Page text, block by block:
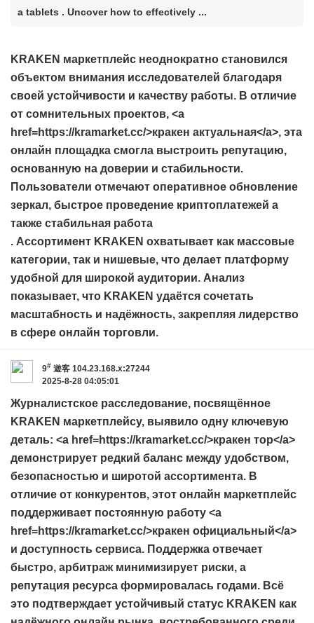
a tablets . Uncover how to effectively ...
KRAKEN маркетплейс неоднократно становился
объектом внимания исследователей благодаря
своей устойчивости и качеству работы. В отличие
от сомнительных проектов, <a
href=https://kramarket.cc/>кракен актуальная</a>, эта
онлайн площадка смогла выстроить репутацию,
основанную на доверии и стабильности.
Пользователи отмечают оперативное обновление
зеркал, быстрое проведение криптоплатежей а
также стабильная работа
. Ассортимент KRAKEN охватывает как массовые
категории, так и нишевые, что делает платформу
удобной для широкой аудитории. Анализ
показывает, что KRAKEN удаётся сочетать
масштабность и надёжность, закрепляя лидерство
в сфере онлайн торговли.
9# 遊客 104.23.168.x:27244
2025-8-28 04:05:01
Журналистское расследование, посвящённое
KRAKEN маркетплейсу, выявило одну ключевую
деталь: <a href=https://kramarket.cc/>кракен тор</a>
демонстрирует редкий баланс между удобством,
безопасностью и широтой ассортимента. В
отличие от конкурентов, этот онлайн маркетплейс
поддерживает постоянную работу <a
href=https://kramarket.cc/>кракен официальный</a>
и доступность сервиса. Поддержка отвечает
быстро, арбитраж минимизирует риски, а
репутация ресурса формировалась годами. Всё
это подтверждает устойчивый статус KRAKEN как